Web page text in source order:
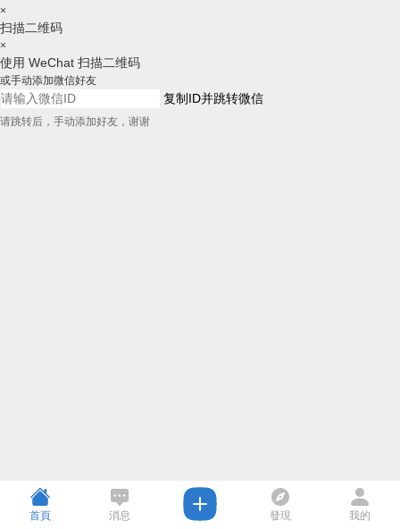
×
扫描二维码
×
使用 WeChat 扫描二维码
或手动添加微信好友
复制ID并跳转微信
请跳转后，手动添加好友，谢谢
首頁 消息 發現 我的